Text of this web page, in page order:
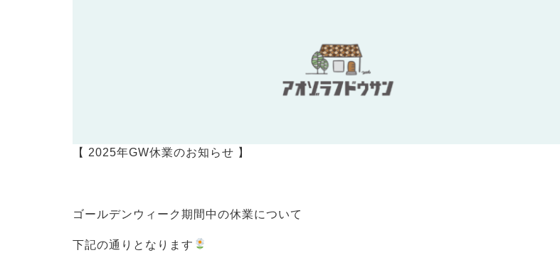
【 2025年GW休業のお知らせ 】 ⁡
ゴールデンウィーク期間中の休業について
下記の通りとなります